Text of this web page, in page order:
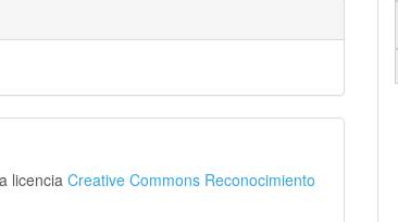
licenciaCreative Commons Reconocimiento